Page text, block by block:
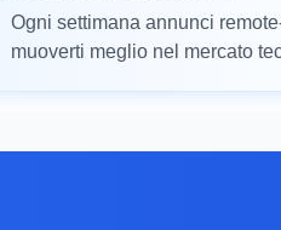
Ogni settimana annunci
muoverti meglio nel mercato